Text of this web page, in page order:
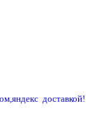
яндекс доставкой!